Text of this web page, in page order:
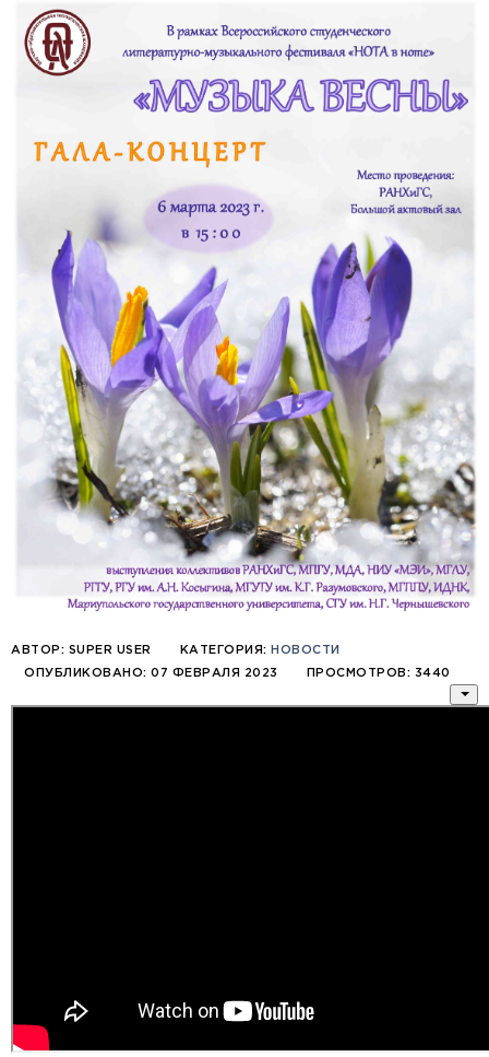
АВТОР: SUPER USER КАТЕГОРИЯ: НОВОСТИ
ОПУБЛИКОВАНО: 07 ФЕВРАЛЯ 2023 ПРОСМОТРОВ: 3440